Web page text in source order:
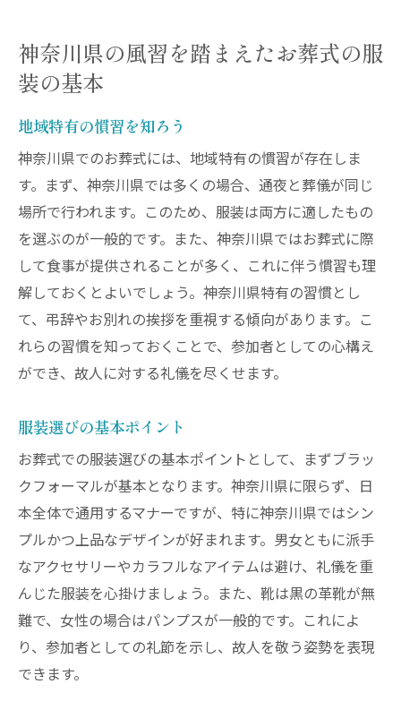
宗教的背景への配慮
お葬式でのブラックフォーマルの選び方と注意
点
ブラックフォーマルの基本とは
素材選びのポイント
アクセサリーの選び方
女性の服装の詳細
男性の服装の注意点
子供の服装で気をつけること
神奈川県のお葬式で失礼にあたらない服装のポ
イント
場面ごとの服装ルール
ストッキングやタイの選択
ヘアスタイルや化粧の注意
香水や香りについて
寒暖差に応じた服装の工夫
お葬式の服装選びで安心して故人を偲ぶ方法
準備の段階でのチェックリスト
当日の着替えの工夫
急な変更への対応策
神奈川県の風習を踏まえたお葬式の服
装の基本
地域特有の慣習を知ろう
神奈川県でのお葬式には、地域特有の慣習が存在しま
す。まず、神奈川県では多くの場合、通夜と葬儀が同じ
場所で行われます。このため、服装は両方に適したもの
を選ぶのが一般的です。また、神奈川県ではお葬式に際
して食事が提供されることが多く、これに伴う慣習も理
解しておくとよいでしょう。神奈川県特有の習慣とし
て、弔辞やお別れの挨拶を重視する傾向があります。こ
れらの習慣を知っておくことで、参加者としての心構え
ができ、故人に対する礼儀を尽くせます。
服装選びの基本ポイント
お葬式での服装選びの基本ポイントとして、まずブラッ
クフォーマルが基本となります。神奈川県に限らず、日
本全体で通用するマナーですが、特に神奈川県ではシン
プルかつ上品なデザインが好まれます。男女ともに派手
なアクセサリーやカラフルなアイテムは避け、礼儀を重
んじた服装を心掛けましょう。また、靴は黒の革靴が無
難で、女性の場合はパンプスが一般的です。これによ
り、参加者としての礼節を示し、故人を敬う姿勢を表現
できます。